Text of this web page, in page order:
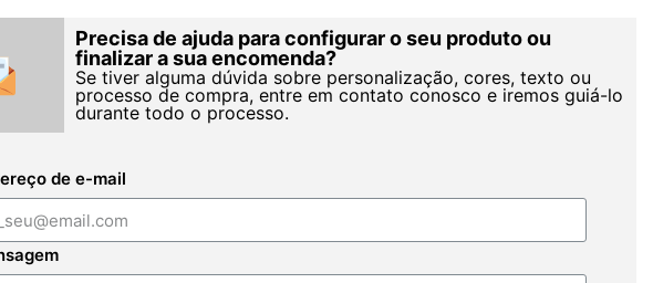
Precisa de ajuda para configurar o seu produto ou
finalizar a sua encomenda?
Se tiver alguma dúvida sobre personalização, cores, texto ou
processo de compra, entre em contato conosco e iremos guiá-lo
durante todo o processo.
de e-mail